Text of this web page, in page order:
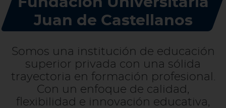
Juan de Castellanos
Somos una institución de educación
superior privada con una sólida
trayectoria en formación profesional.
Con un enfoque de calidad,
flexibilidad e innovación educativa,